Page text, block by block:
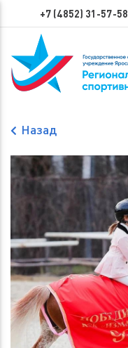
+7 (4852) 31-57-58
Назад